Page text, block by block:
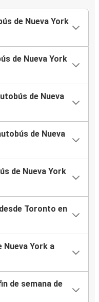
de Nueva York
de Nueva York
de Nueva
de Nueva
de Nueva York
Toronto en
York a
de semana de